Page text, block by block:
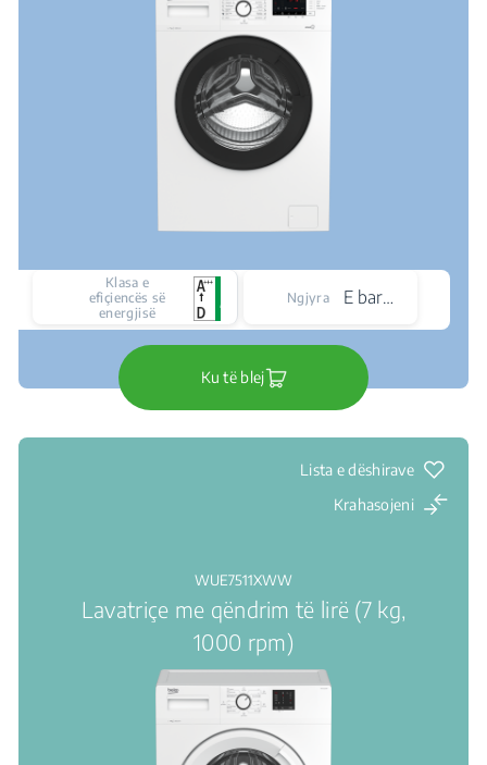
Klasa e
efiçiencës së
energjisë
Ngjyra E bardhë
Ku të blej
Lista e dëshirave
Krahasojeni
WUE7511XWW
Lavatriçe me qëndrim të lirë (7 kg,
1000 rpm)